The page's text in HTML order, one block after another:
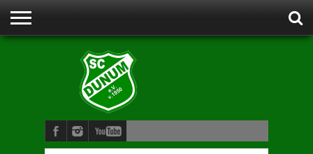
ANSPRECHPARTNER
SCHWIMMEN
KINDERTURNEN
BOGENSCHIESSEN
DAMENGYMNASTIK